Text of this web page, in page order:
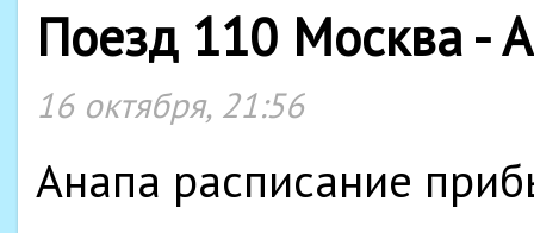
Поезд 110 Москва -
16 октября, 21:56
Анапа расписание